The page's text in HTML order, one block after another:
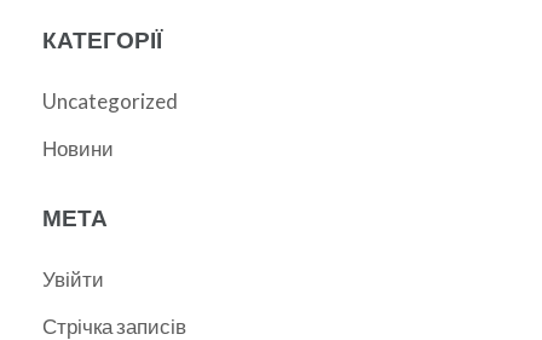
КАТЕГОРІЇ
Uncategorized
Новини
МЕТА
Увійти
Стрічка записів